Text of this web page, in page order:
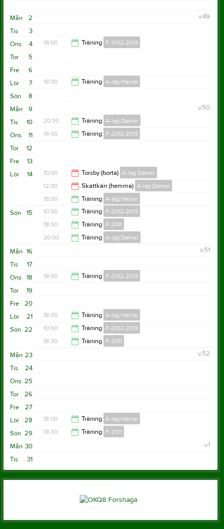
Resultat och referat
Serie:Futsal serie 2025
2
Mån
v.49
3
Tis
4
Ons 19:00 Träning F-2012-2013
5
Tor
6
Fre
7
Lör 18:00 Träning A-lag Herrar
8
Sön
9
Mån
v.50
10
Tis 20:30 Träning A-lag Damer
11
Ons 19:00 Träning F-2012-2013
12
Tor
13
Fre
14
Lör 10:00 Torsby (borta) A-lag Damer
11:00
12:00 Skattkärr (hemma) A-lag Damer
13:00
18:00 Träning A-lag Herrar
19:30
15
Sön 10:00 Träning F-2012-2013
11:30
18:30 Träning F-2011
20:00 Träning A-lag Damer
16
Mån
v.51
17
Tis
18
Ons 19:00 Träning F-2012-2013
19
Tor
20
Fre
21
Lör 18:00 Träning A-lag Herrar
19:30
22
Sön 10:00 Träning F-2012-2013
18:30 Träning F-2011
23
Mån
v.52
24
Tis
25
Ons
26
Tor
27
Fre
28
Lör 18:00 Träning A-lag Herrar
29
Sön 18:30 Träning F-2011
30
Mån
v.1
31
Tis